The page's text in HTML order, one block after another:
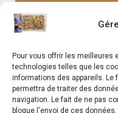
Pour vous offrir les meilleures
technologies telles que les
informations des appareils.
permettra de traiter des
navigation. Le fait de ne pas
bloque l'envoi de ces données.
Rappels produits